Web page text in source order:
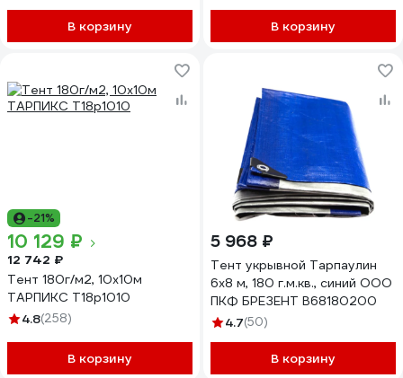
В корзину В корзину
-21%
10 129 ₽
12 742 ₽
Тент 180г/м2, 10х10м
ТАРПИКС Т18р1010
4.8(258)
В корзину
5 968 ₽
Тент укрывной Тарпаулин
6х8 м, 180 г.м.кв., синий ООО
ПКФ БРЕЗЕНТ В68180200
4.7(50)
В корзину